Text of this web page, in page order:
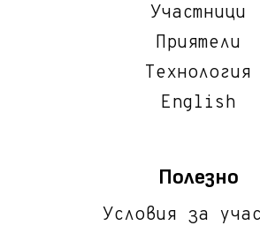
Участници
Приятели
Технология
English
Полезно
Условия за